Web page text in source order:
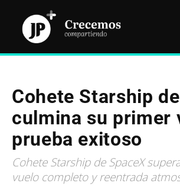
Cohete Starship
culmina su primer
prueba exitoso
Cohete Starship de SpaceX
vuelo completo y reentrada